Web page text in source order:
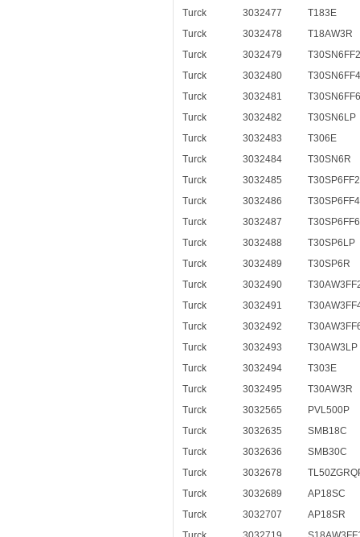
Turck
3032477
T183E
Turck
3032478
T18AW3R
Turck
3032479
Turck
3032480
Turck
3032481
Turck
3032482
T30SN6LP
Turck
3032483
T306E
Turck
3032484
T30SN6R
Turck
3032485
Turck
3032486
Turck
3032487
Turck
3032488
T30SP6LP
Turck
3032489
T30SP6R
Turck
3032490
Turck
3032491
Turck
3032492
Turck
3032493
T30AW3LP
Turck
3032494
T303E
Turck
3032495
T30AW3R
Turck
3032565
PVL500P
Turck
3032635
SMB18C
Turck
3032636
SMB30C
Turck
3032678
Turck
3032689
AP18SC
Turck
3032707
AP18SR